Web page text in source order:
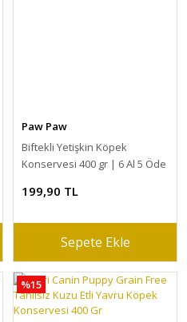
Paw Paw
Biftekli Yetişkin Köpek
Konservesi 400 gr | 6 Al 5 Öde
199,90 TL
Sepete Ekle
%15